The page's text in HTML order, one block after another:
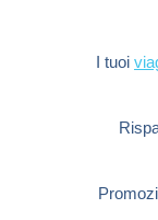
I tuoi